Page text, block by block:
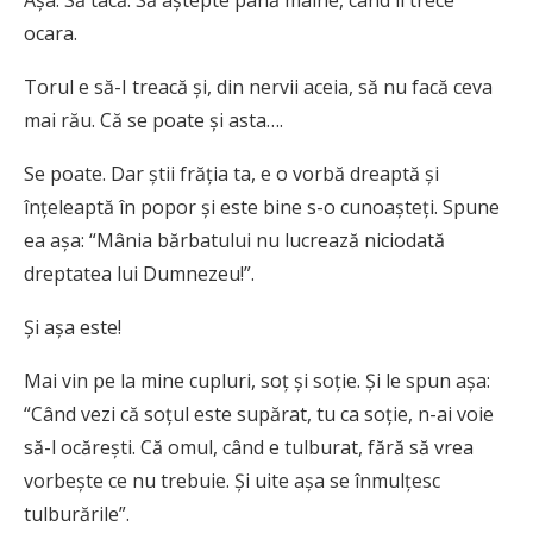
ocara.
Torul e să-I treacă şi, din nervii aceia, să nu facă ceva
mai rău. Că se poate şi asta….
Se poate. Dar ştii frăţia ta, e o vorbă dreaptă şi
înţeleaptă în popor şi este bine s-o cunoaşteţi. Spune
ea aşa: “Mânia bărbatului nu lucrează niciodată
dreptatea lui Dumnezeu!”.
Şi aşa este!
Mai vin pe la mine cupluri, soţ şi soţie. Şi le spun aşa:
“Când vezi că soţul este supărat, tu ca soţie, n-ai voie
să-l ocăreşti. Că omul, când e tulburat, fără să vrea
vorbeşte ce nu trebuie. Şi uite aşa se înmulţesc
tulburările”.